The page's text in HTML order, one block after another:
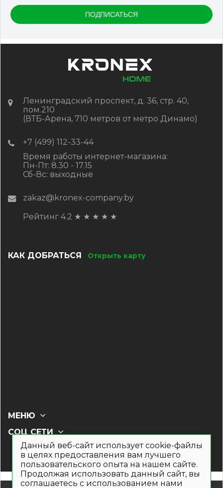
Ленинградский проспект, д. 36, стр. 40,
пом.210
(ВТБ-Арена, 710 метров от метро Динамо)
+7 (499) 112-33-44
Время работы интернет-магазина:
Пн-Пт: 8.30 - 17.15
Сб-Вс: выходные
zakaz@kronex-company.by
Рейтинг 4.2 ★ ★ ★ ★ ★
КАК ДОБРАТЬСЯ Открыть карту
СОЦ СЕТИ
МЕНЮ
Данный веб-сайт использует cookie-файлы
в целях предоставления вам лучшего
пользовательского опыта на нашем сайте.
Продолжая использовать данный сайт, вы
соглашаетесь с использованием нами